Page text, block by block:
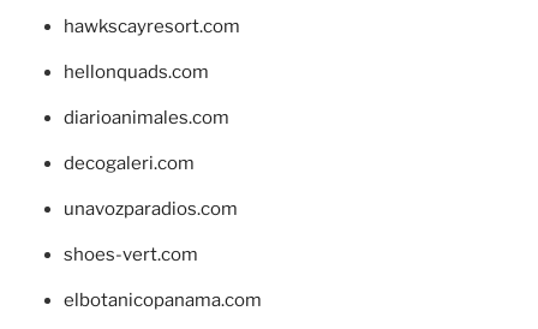
hawkscayresort.com
hellonquads.com
diarioanimales.com
decogaleri.com
unavozparadios.com
shoes-vert.com
elbotanicopanama.com